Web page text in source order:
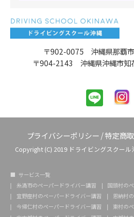
〒902-0075 沖縄県那覇
〒904-2143 沖縄県沖縄市
プライバシーポリシー /特定商
Copyright (C) 2019 ドライビングスクー
サービス一覧
糸満市のペーパードライバー講習
国頭村の
宜野座村のペーパードライバー講習
恩納村
今帰仁村のペーパードライバー講習
東村の